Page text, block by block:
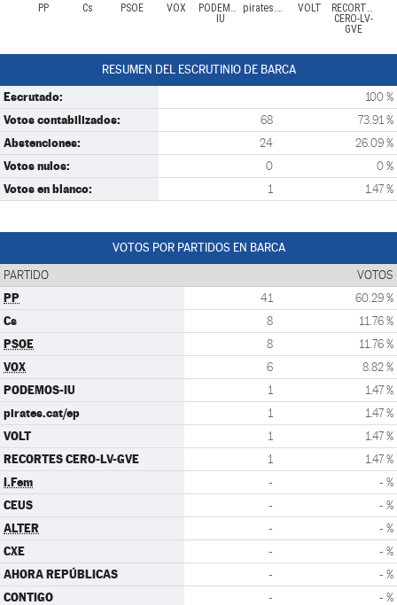
PP Cs PSOE VOX
PODEMOS-
IU
pirates.cat/ep VOLT
RECORTES
CERO-LV-
GVE
RESUMEN DEL ESCRUTINIO DE BARCA
Escrutado: 100 %
Votos contabilizados: 68 73.91 %
Abstenciones: 24 26.09 %
Votos nulos: 0 0 %
Votos en blanco: 1 1.47 %
VOTOS POR PARTIDOS EN BARCA
PARTIDO VOTOS
PP 41 60.29 %
Cs 8 11.76 %
PSOE 8 11.76 %
VOX 6 8.82 %
PODEMOS-IU 1 1.47 %
pirates.cat/ep 1 1.47 %
VOLT 1 1.47 %
RECORTES CERO-LV-GVE 1 1.47 %
I.Fem - - %
CEUS - - %
ALTER - - %
CXE - - %
AHORA REPÚBLICAS - - %
CONTIGO - - %